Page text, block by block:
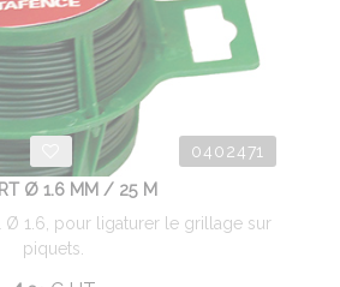
0402471
Ø 1.6 MM / 25 M
Ø 1.6, pour ligaturer le grillage sur
piquets.